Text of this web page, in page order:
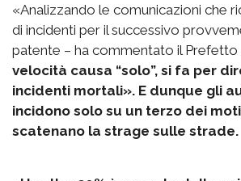
«Analizzando le comunicazioni che
di incidenti per il successivo
patente – ha commentato il Prefetto
velocità causa “solo”, si fa per
incidenti mortali». E dunque gli
incidono solo su un terzo dei
scatenano la strage sulle strade.